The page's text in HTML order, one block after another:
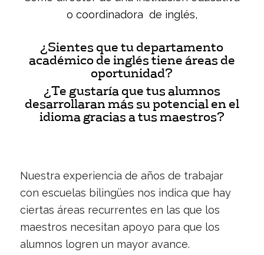
o coordinadora de inglés,
¿Sientes que tu departamento
académico de inglés tiene áreas de
oportunidad?
¿Te gustaría que tus alumnos
desarrollaran más su potencial en el
idioma gracias a tus maestros?
Nuestra experiencia de años de trabajar
con escuelas bilingües nos indica que hay
ciertas áreas recurrentes en las que los
maestros necesitan apoyo para que los
alumnos logren un mayor avance.